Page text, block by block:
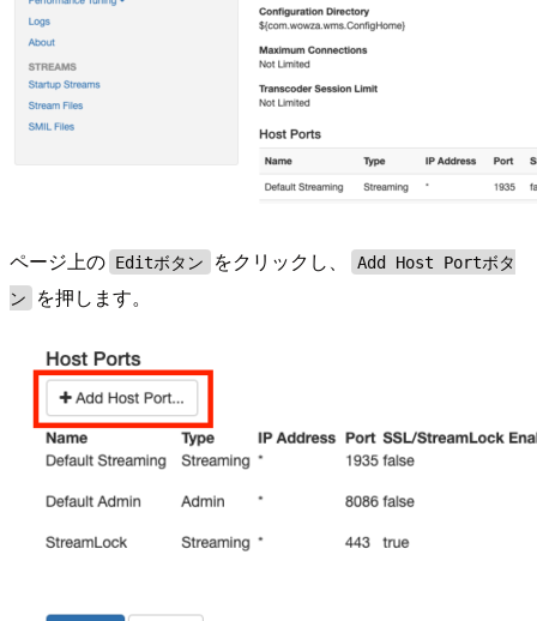
ページ上の Editボタン をクリックし、
Add Host Portボタ
ン
を押します。